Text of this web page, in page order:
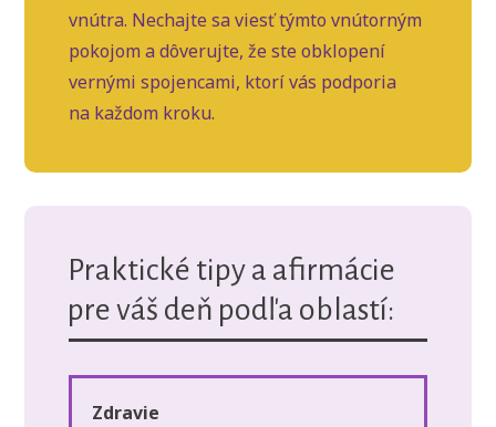
vnútra. Nechajte sa viesť týmto vnútorným
pokojom a dôverujte, že ste obklopení
vernými spojencami, ktorí vás podporia
na každom kroku.
Praktické tipy a afirmácie
pre váš deň podľa oblastí:
Zdravie